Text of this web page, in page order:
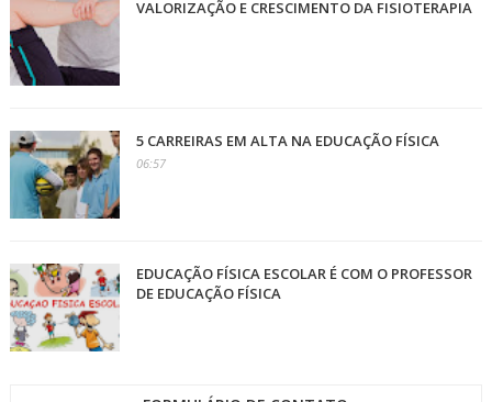
VALORIZAÇÃO E CRESCIMENTO DA FISIOTERAPIA
5 CARREIRAS EM ALTA NA EDUCAÇÃO FÍSICA
06:57
EDUCAÇÃO FÍSICA ESCOLAR É COM O PROFESSOR
DE EDUCAÇÃO FÍSICA